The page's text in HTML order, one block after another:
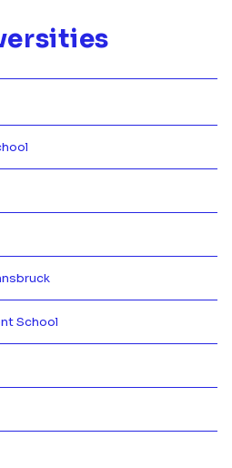
Más información de {[{
School
Más información de {[{